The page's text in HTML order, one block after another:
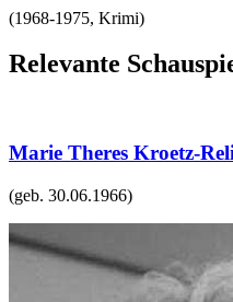
(1968-1975, Krimi)
Relevante
Marie Theres Kroetz-
(geb. 30.06.1966)